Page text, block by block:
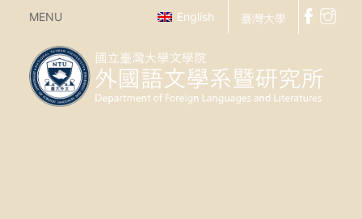
MENU English 臺灣大學